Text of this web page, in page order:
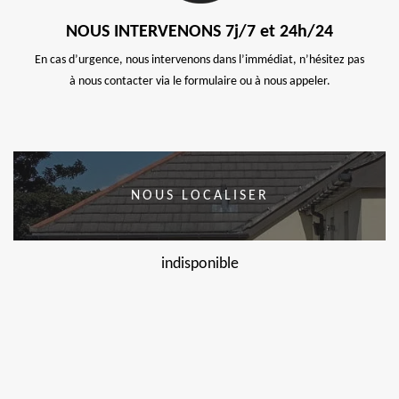
NOUS INTERVENONS 7j/7 et 24h/24
En cas d’urgence, nous intervenons dans l’immédiat, n’hésitez pas
à nous contacter via le formulaire ou à nous appeler.
NOUS LOCALISER
indisponible